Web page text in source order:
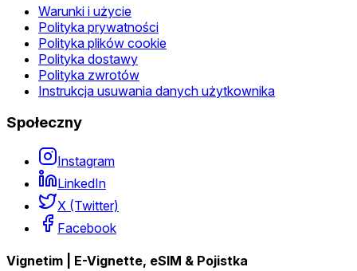
Warunki i użycie
Polityka prywatności
Polityka plików cookie
Polityka dostawy
Polityka zwrotów
Instrukcja usuwania danych użytkownika
Społeczny
Instagram
LinkedIn
X (Twitter)
Facebook
Vignetim | E-Vignette, eSIM & Pojistka